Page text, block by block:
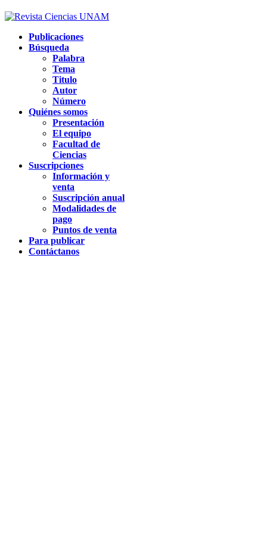
Publicaciones
Búsqueda
Palabra
Tema
Titulo
Autor
Número
Quiénes somos
Presentación
El equipo
Facultad de
Ciencias
Suscripciones
Información y
venta
Suscripción anual
Modalidades de
pago
Puntos de venta
Para publicar
Contáctanos